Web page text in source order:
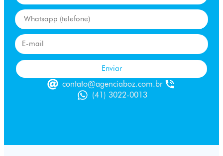
Enviar
contato@agenciaboz.com.br
(41) 3022-0013